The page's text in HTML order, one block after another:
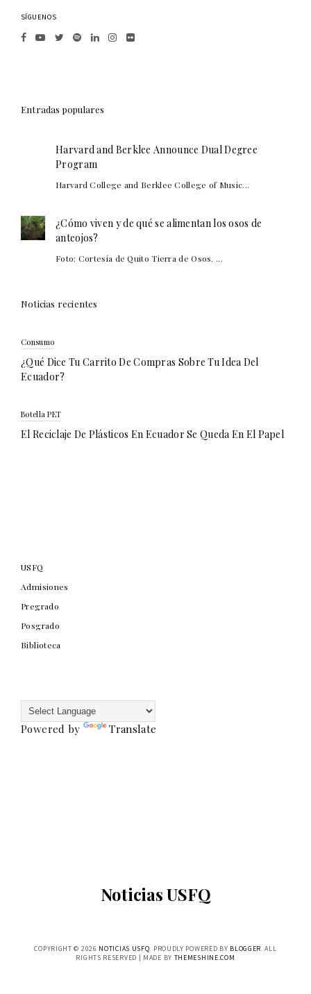
SÍGUENOS
Entradas populares
Harvard and Berklee Announce Dual Degree
Program
Harvard College and Berklee College of Music...
¿Cómo viven y de qué se alimentan los osos de
anteojos?
Foto: Cortesía de Quito Tierra de Osos. ...
Noticias recientes
Consumo
¿Qué Dice Tu Carrito De Compras Sobre Tu Idea Del
Ecuador?
Botella PET
El Reciclaje De Plásticos En Ecuador Se Queda En El Papel
USFQ
Admisiones
Pregrado
Posgrado
Biblioteca
Powered by Translate
Noticias USFQ
COPYRIGHT © 2026 NOTICIAS USFQ. PROUDLY POWERED BY BLOGGER. ALL
RIGHTS RESERVED | MADE BY THEMESHINE.COM